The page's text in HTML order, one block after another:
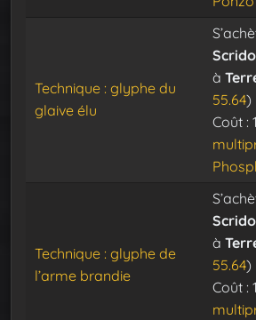
Technique : glyphe du
glaive élu
à
55.64)
Coût :
Technique : glyphe de
l’arme brandie
à
55.64)
Coût :